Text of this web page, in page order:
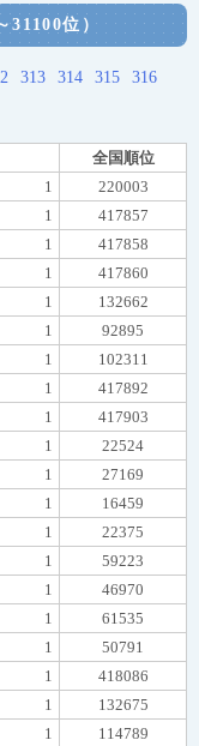
31100位）
313 314 315
316
全国順位
1
220003
1
417857
1
417858
1
417860
1
132662
1
92895
1
102311
1
417892
1
417903
1
22524
1
27169
1
16459
1
22375
1
59223
1
46970
1
61535
1
50791
1
418086
1
132675
1
114789